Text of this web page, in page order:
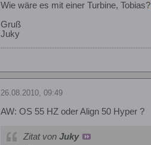
Wie wäre es mit einer Turbine, Tobias?
Gruß
Juky
26.08.2010, 09:49
AW: OS 55 HZ oder Align 50 Hyper ?
Zitat von Juky